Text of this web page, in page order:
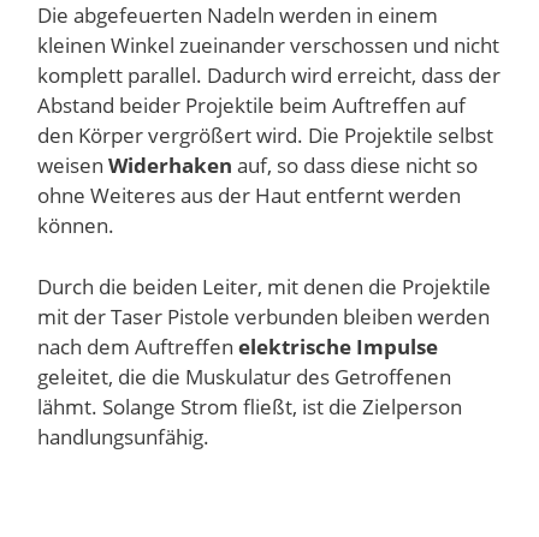
Die abgefeuerten Nadeln werden in einem
kleinen Winkel zueinander verschossen und nicht
komplett parallel. Dadurch wird erreicht, dass der
Abstand beider Projektile beim Auftreffen auf
den Körper vergrößert wird. Die Projektile selbst
weisen Widerhaken auf, so dass diese nicht so
ohne Weiteres aus der Haut entfernt werden
können.
Durch die beiden Leiter, mit denen die Projektile
mit der Taser Pistole verbunden bleiben werden
nach dem Auftreffen elektrische Impulse
geleitet, die die Muskulatur des Getroffenen
lähmt. Solange Strom fließt, ist die Zielperson
handlungsunfähig.